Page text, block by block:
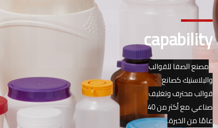
capability
مصنع الصفا للقوالب
والبلاستيك كصانع
قوالب محترف وتغليف
صناعي مع أكثر من 40
عامًا من الخبرة.